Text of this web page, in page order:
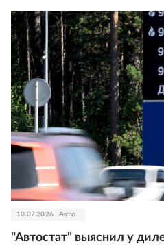
10.07.2026 Авто
"Автостат" выяснил у